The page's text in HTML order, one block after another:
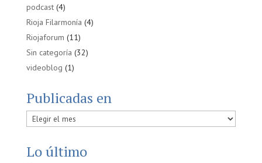
podcast(4)
Rioja Filarmonía (4)
Riojaforum (11)
Sin categoría (32)
videoblog (1)
Publicadas en
Publicadas
en
Lo último